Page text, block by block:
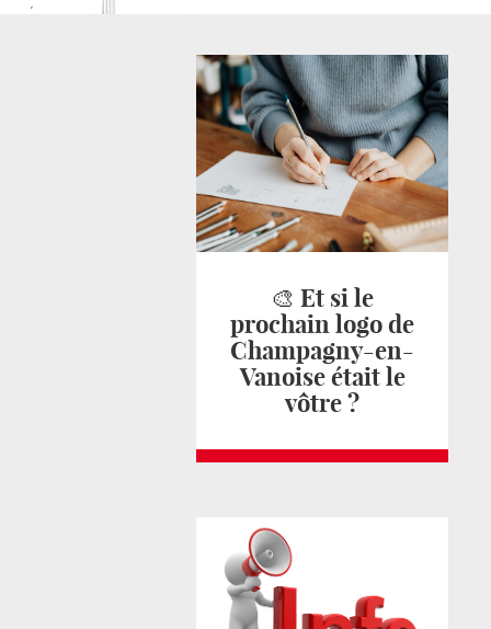
🎨 Et si le
prochain logo de
Champagny-en-
Vanoise était le
vôtre ?